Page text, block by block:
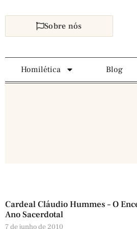
Sobre nós
Homilética Blog
Cardeal Cláudio Hummes – O
Ano Sacerdotal
7 de junho de 2010